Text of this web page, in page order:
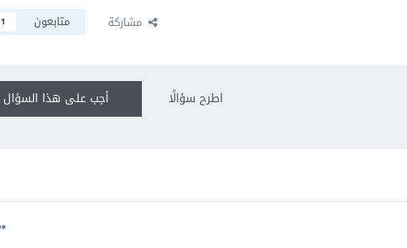
مشاركة متابعون 1
أجب على هذا السؤال اطرح سؤالًا